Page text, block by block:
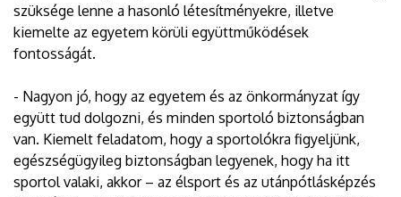
szüksége lenne a hasonló létesítményekre, illetve
kiemelte az egyetem körüli együttműködések
fontosságát.
- Nagyon jó, hogy az egyetem és az önkormányzat így
együtt tud dolgozni, és minden sportoló biztonságban
van. Kiemelt feladatom, hogy a sportolókra figyeljünk,
egészségügyileg biztonságban legyenek, hogy ha itt
sportol valaki, akkor – az élsport és az utánpótlásképzés